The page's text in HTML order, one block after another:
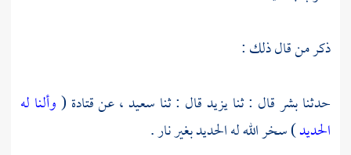
ذكر من قال ذلك :
حدثنابشرقال : ثنايزيدقال : ثنا سعيد ،عنقتادة (وألنا له
الحديد) سخر الله له الحديد بغير نار .